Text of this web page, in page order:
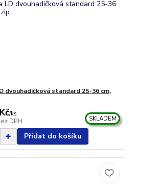
dvouhadičková standard 25-36 cm,
/ks
DPH SKLADEM
Přidat do košíku